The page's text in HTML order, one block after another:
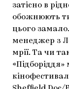
затісно в
обожнюють
цього
менеджер з
мрії. Та чи